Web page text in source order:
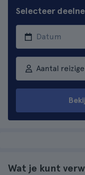
Selecteer
Aantal
Wat je kunt